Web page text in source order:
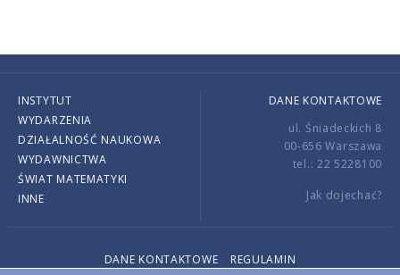
INSTYTUT
WYDARZENIA
DZIAŁALNOŚĆ NAUKOWA
WYDAWNICTWA
ŚWIAT MATEMATYKI
INNE
DANE KONTAKTOWE
ul. Śniadeckich 8
00-656 Warszawa
tel.: 22 5228100
Jak dojechać?
DANE KONTAKTOWE
REGULAMIN